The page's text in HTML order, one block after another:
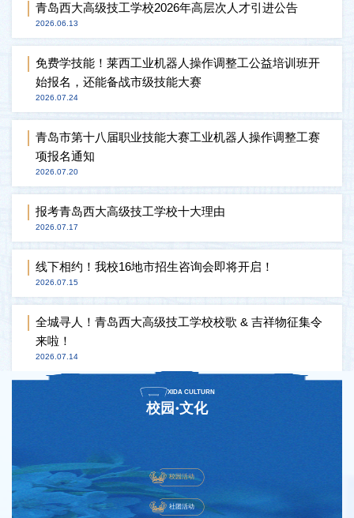
青岛西大高级技工学校2026年高层次人才引进公告
2026.06.13
免费学技能！莱西工业机器人操作调整工公益培训班开
始报名，还能备战市级技能大赛
2026.07.24
青岛市第十八届职业技能大赛工业机器人操作调整工赛
项报名通知
2026.07.20
报考青岛西大高级技工学校十大理由
2026.07.17
线下相约！我校16地市招生咨询会即将开启！
2026.07.15
全城寻人！青岛西大高级技工学校校歌 & 吉祥物征集令
来啦！
2026.07.14
XIDA CULTURN
校园·文化
校园活动
社团活动